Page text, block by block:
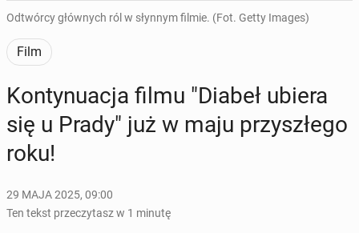
Odtwórcy głównych ról w słynnym filmie. (Fot. Getty Images)
Film
Kon­ty­nu­acja filmu "Diabeł ubiera
się u Prady" już w maju przy­szłe­go
roku!
29 MAJA 2025, 09:00
Ten tekst przeczytasz w 1 minutę